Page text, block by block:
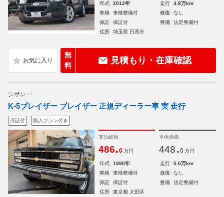
年式 2012年 走行
4.8万km
車検
車検整備付 修復
なし
保証
保証付 整備
法定整備付
住所
埼玉県 日高市
無
料
見積もり・在庫確認
シボレー
K-5ブレイザー ブレイザー 正規ディーラー車 実 走行
保証付 購入プラン付き
支払総額
486.0 万円
本体価格
448. 0 万円
年式 1990年 走行
5.0万km
車検
車検整備付 修復
なし
保証
保証付 整備
法定整備付
住所
東京都 大田区